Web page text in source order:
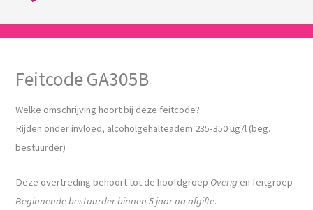
Feitcode GA305B
Welke omschrijving hoort bij deze feitcode?
Rijden onder invloed, alcoholgehalteadem 235-350 µg/l (beg.
bestuurder)
Deze overtreding behoort tot de hoofdgroep Overig en feitgroep
Beginnende bestuurder binnen 5 jaar na afgifte.